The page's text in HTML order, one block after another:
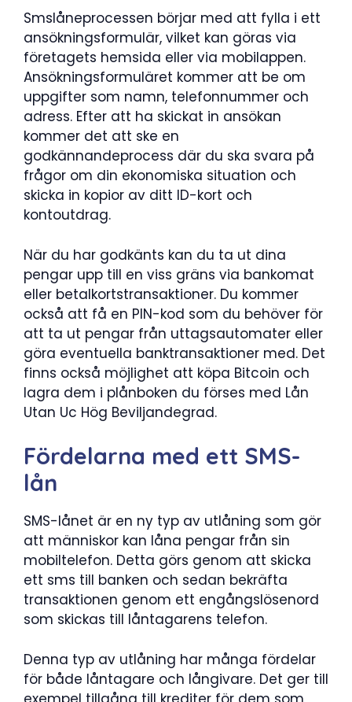
Smslåneprocessen börjar med att fylla i ett
ansökningsformulär, vilket kan göras via
företagets hemsida eller via mobilappen.
Ansökningsformuläret kommer att be om
uppgifter som namn, telefonnummer och
adress. Efter att ha skickat in ansökan
kommer det att ske en
godkännandeprocess där du ska svara på
frågor om din ekonomiska situation och
skicka in kopior av ditt ID-kort och
kontoutdrag.
När du har godkänts kan du ta ut dina
pengar upp till en viss gräns via bankomat
eller betalkortstransaktioner. Du kommer
också att få en PIN-kod som du behöver för
att ta ut pengar från uttagsautomater eller
göra eventuella banktransaktioner med. Det
finns också möjlighet att köpa Bitcoin och
lagra dem i plånboken du förses med Lån
Utan Uc Hög Beviljandegrad.
Fördelarna med ett SMS-
lån
SMS-lånet är en ny typ av utlåning som gör
att människor kan låna pengar från sin
mobiltelefon. Detta görs genom att skicka
ett sms till banken och sedan bekräfta
transaktionen genom ett engångslösenord
som skickas till låntagarens telefon.
Denna typ av utlåning har många fördelar
för både låntagare och långivare. Det ger till